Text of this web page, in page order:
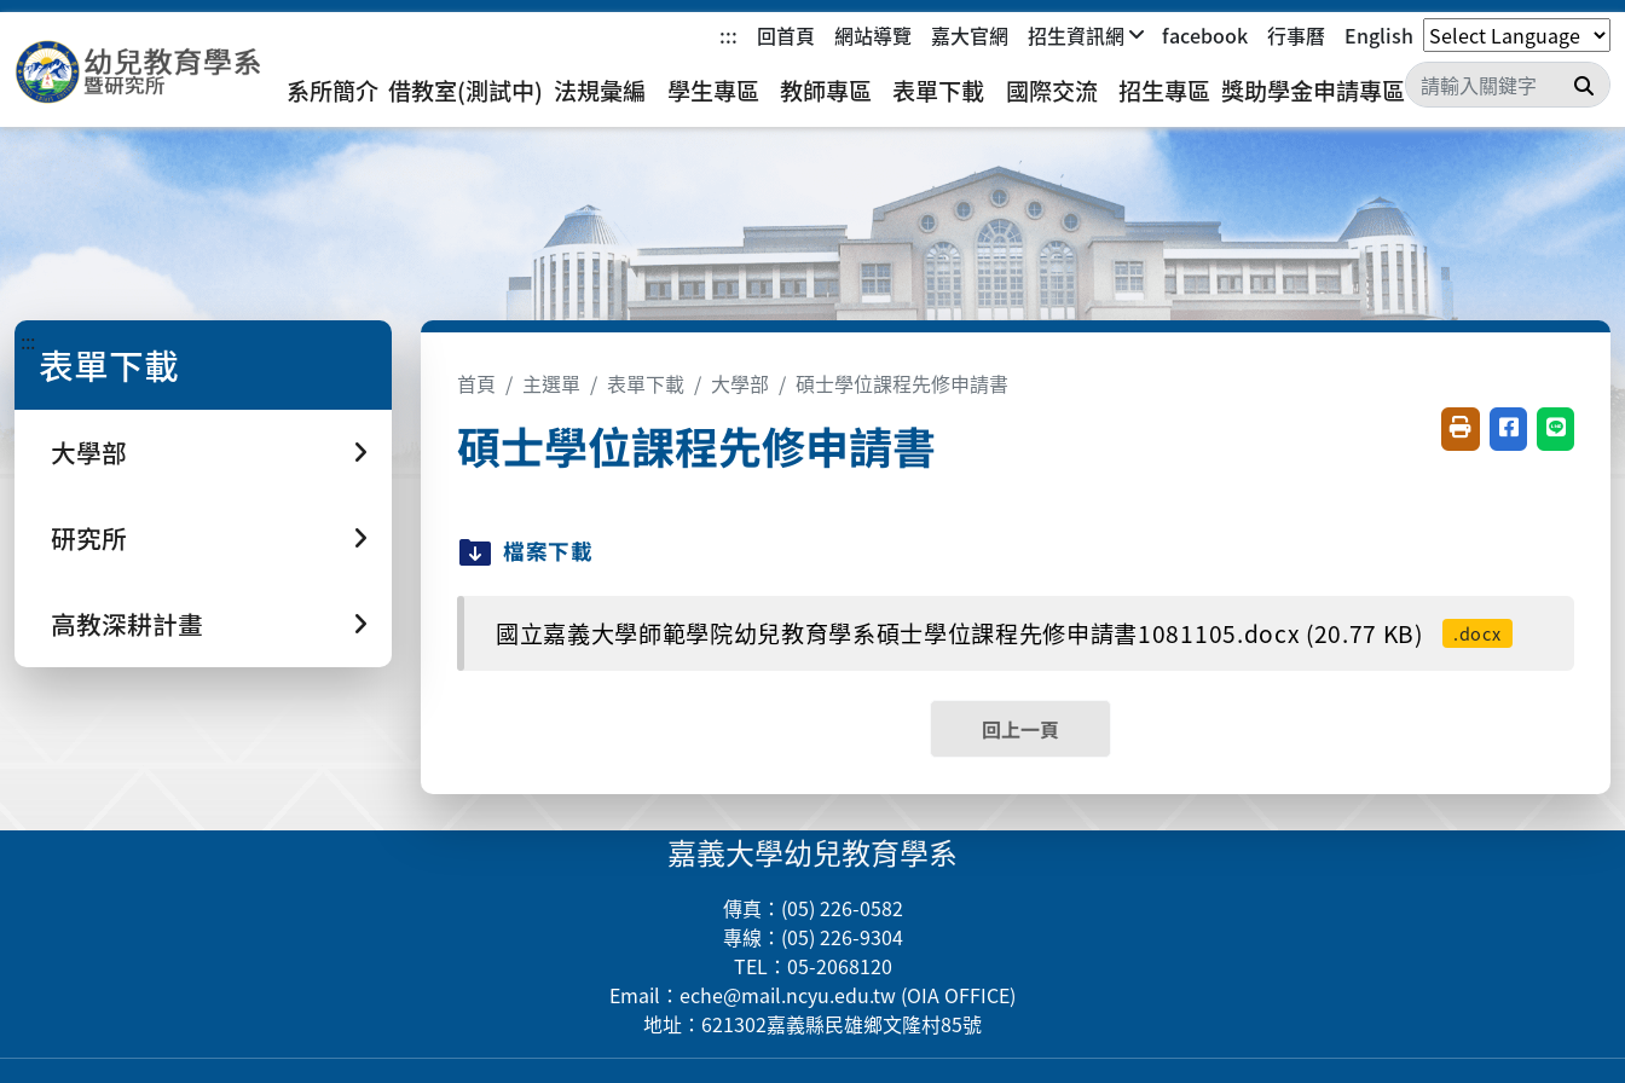
::: 回首頁 網站導覽 嘉大官網 招生資訊網 facebook 行事曆 English
系所簡介 借教室(測試中) 法規彙編 學生專區 教師專區 表單下載 國際交流 招生專區 獎助學金申請專區 搜
::: 表單下載
大學部
研究所
高教深耕計畫
首頁 主選單 表單下載 大學部 碩士學位課程先修申請書
碩士學位課程先修申請書 友善列印(開新視窗)
分享至臉書(
分享至
檔案下載
國立嘉義大學師範學院幼兒教育學系碩士學位課程先修申請書1081105.docx (20.77 KB) .docx
回上一頁
嘉義大學幼兒教育學系
傳真：(05) 226-0582
專線：(05) 226-9304
TEL：05-2068120
Email： eche@mail.ncyu.edu.tw (OIA OFFICE)
地址：621302嘉義縣民雄鄉文隆村85號